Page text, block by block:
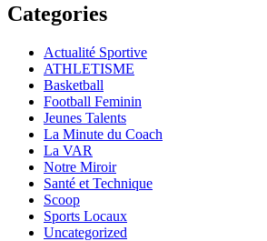
Categories
Actualité Sportive
ATHLETISME
Basketball
Football Feminin
Jeunes Talents
La Minute du Coach
La VAR
Notre Miroir
Santé et Technique
Scoop
Sports Locaux
Uncategorized